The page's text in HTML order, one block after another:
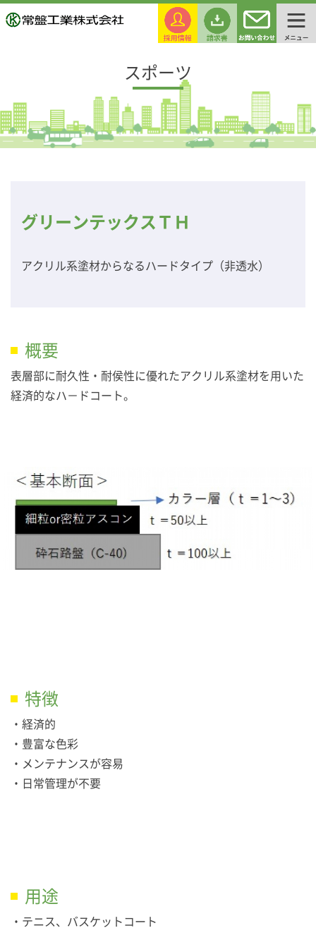
スポーツ
グリーンテックスＴＨ
アクリル系塗材からなるハードタイプ（非透水）
概要
表層部に耐久性・耐侯性に優れたアクリル系塗材を用いた
経済的なハ－ドコート。
特徴
・経済的
・豊富な色彩
・メンテナンスが容易
・日常管理が不要
用途
・テニス、バスケットコート